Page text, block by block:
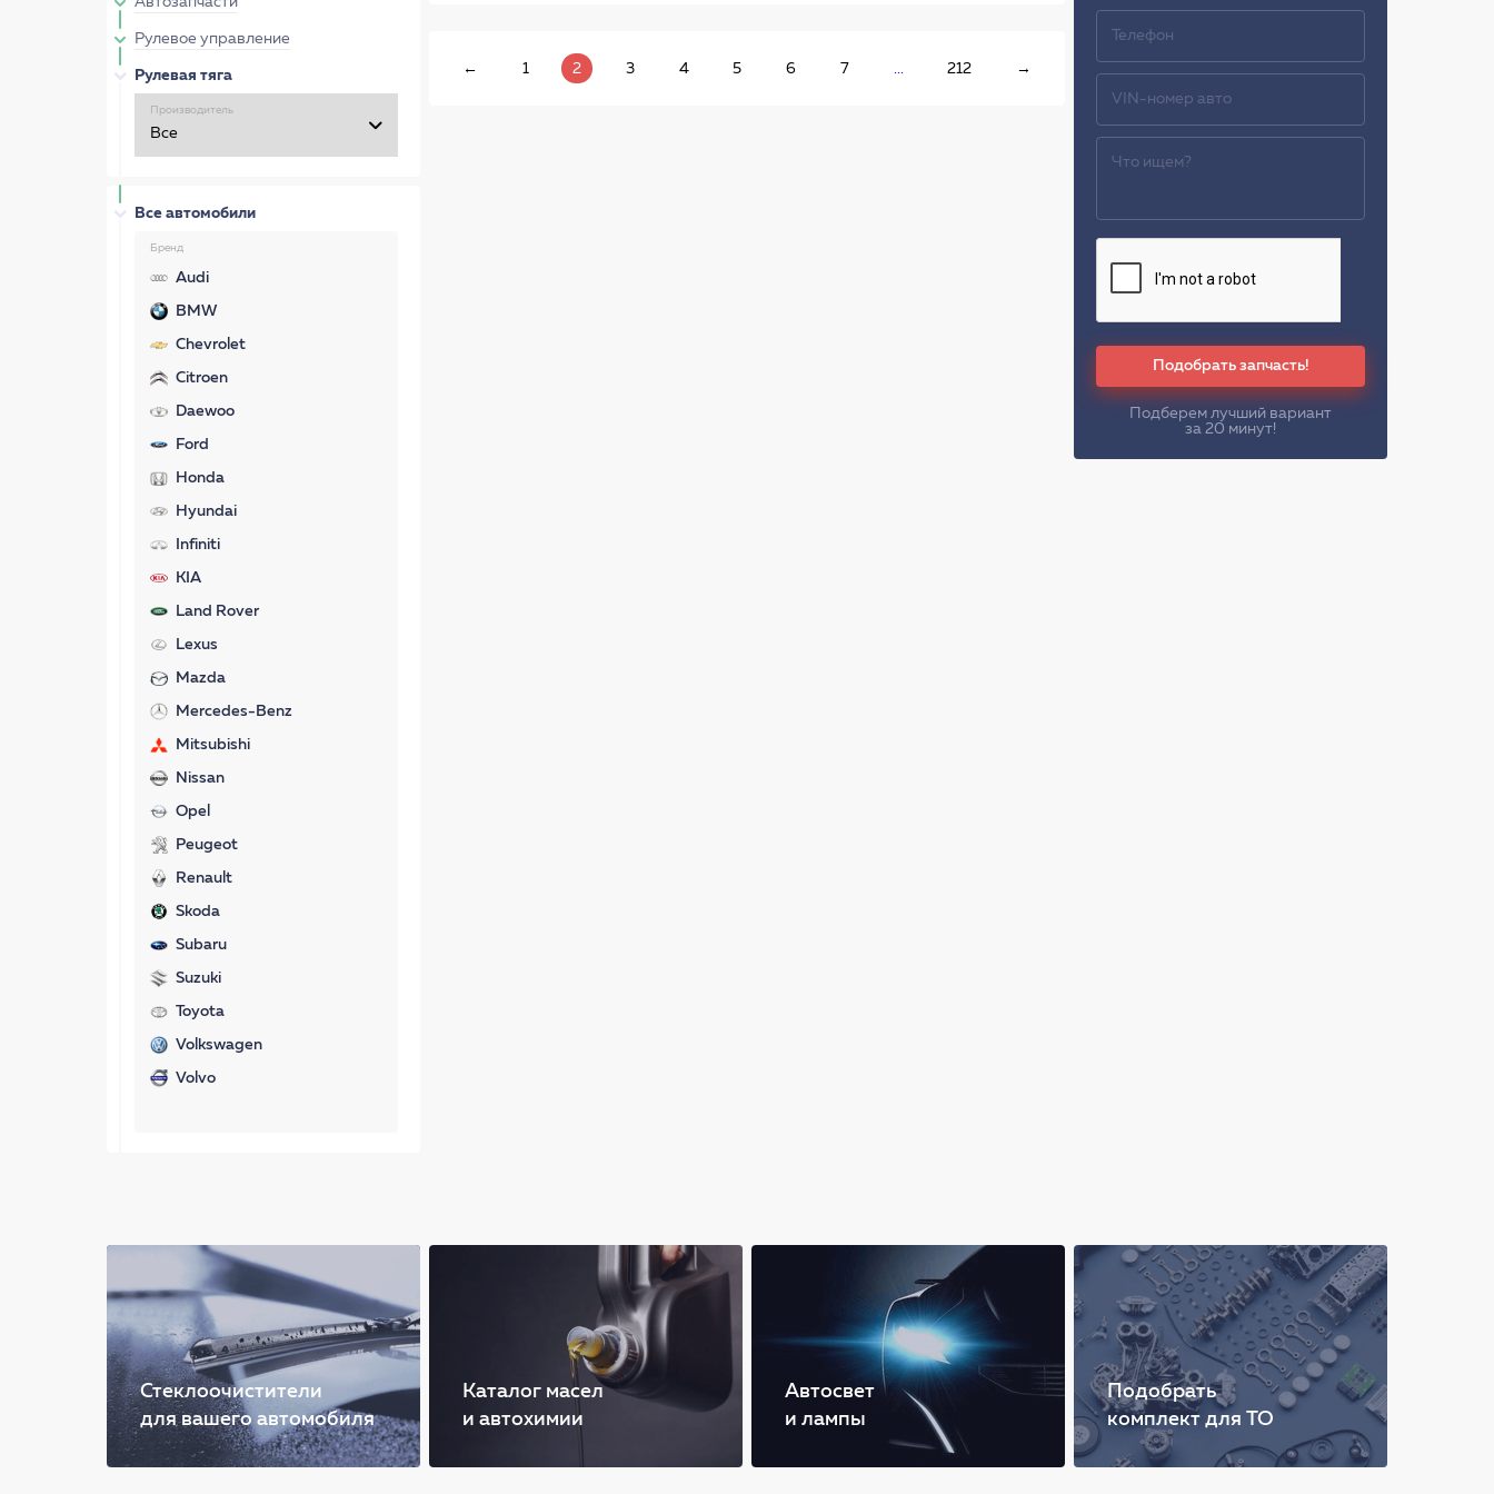
Рулевое управление
Рулевая тяга
Производитель
Все автомобили
Бренд
Audi
BMW
Chevrolet
Citroen
Daewoo
Ford
Honda
Hyundai
Infiniti
KIA
Land Rover
Lexus
Mazda
Mercedes-Benz
Mitsubishi
Nissan
Opel
Peugeot
Renault
Skoda
Subaru
Suzuki
Toyota
Volkswagen
Volvo
← 1 2 3 4 5 6 7 ... 212 →
Подобрать запчасть!
Подберем лучший вариант
за 20 минут!
Стеклоочистители
для вашего автомобиля
Каталог масел
и автохимии
Автосвет
и лампы
Подобрать
комплект для ТО